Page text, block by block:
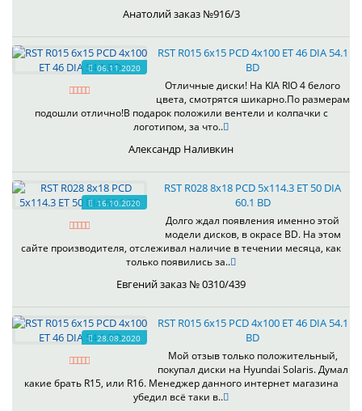
Анатолий заказ №916/3
06.11.2020
RST R015 6x15 PCD 4x100 ET 46 DIA 54.1
BD
Отличные диски! На KIA RIO 4 белого
цвета, смотрятся шикарно.По размерам
подошли отлично!В подарок положили вентели и колпачки с
логотипом, за что..
Александр Наливкин
16.10.2020
RST R028 8x18 PCD 5x114.3 ET 50 DIA
60.1 BD
Долго ждал появления именно этой
модели дисков, в окрасе BD. На этом
сайте производителя, отслеживал наличие в течении месяца, как
только появились за..
Евгений заказ № 0310/439
28.08.2020
RST R015 6x15 PCD 4x100 ET 46 DIA 54.1
BD
Мой отзыв только положительный,
покупал диски на Hyundai Solaris. Думал
какие брать R15, или R16. Менеджер данного интернет магазина
убедил всё таки в..